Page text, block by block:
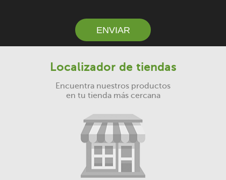
ENVIAR
Localizador de tiendas
Encuentra nuestros productos
en tu tienda más cercana